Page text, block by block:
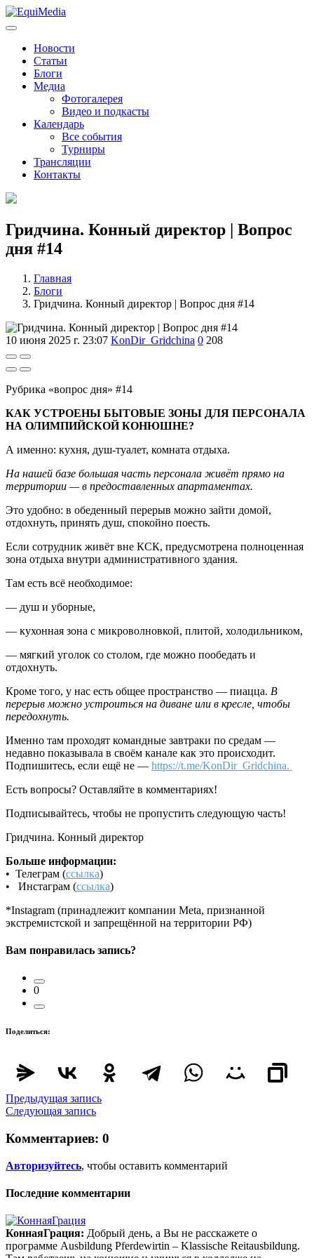
Новости
Статьи
Блоги
Медиа
Фотогалерея
Видео и подкасты
Календарь
Все события
Турниры
Трансляции
Контакты
Гридчина. Конный директор | Вопрос
дня #14
Главная
Блоги
Гридчина. Конный директор | Вопрос дня #14
10 июня 2025 г. 23:07 KonDir_Gridchina 0 208
Рубрика «вопрос дня» #14
КАК УСТРОЕНЫ БЫТОВЫЕ ЗОНЫ ДЛЯ ПЕРСОНАЛА
НА ОЛИМПИЙСКОЙ КОНЮШНЕ?
А именно: кухня, душ-туалет, комната отдыха.
На нашей базе большая часть персонала живёт прямо на
территории — в предоставленных апартаментах.
Это удобно: в обеденный перерыв можно зайти домой,
отдохнуть, принять душ, спокойно поесть.
Если сотрудник живёт вне КСК, предусмотрена полноценная
зона отдыха внутри административного здания.
Там есть всё необходимое:
— душ и уборные,
— кухонная зона с микроволновкой, плитой, холодильником,
— мягкий уголок со столом, где можно пообедать и
отдохнуть.
Кроме того, у нас есть общее пространство — пиацца. В
перерыв можно устроиться на диване или в кресле, чтобы
передохнуть.
Именно там проходят командные завтраки по средам —
недавно показывала в своём канале как это происходит.
Подпишитесь, если ещё не — https://t.me/KonDir_Gridchina.
Есть вопросы? Оставляйте в комментариях!
Подписывайтесь, чтобы не пропустить следующую часть!
Гридчина. Конный директор
Больше информации:
• Телеграм (ссылка)
• Инстаграм (ссылка)
*Instagram (принадлежит компании Meta, признанной
экстремистской и запрещённой на территории РФ)
Вам понравилась запись?
0
Поделиться:
Предыдущая запись
Следующая запись
Комментариев: 0
Авторизуйтесь, чтобы оставить комментарий
Последние комментарии
КоннаяГрация: Добрый день, а Вы не расскажете о
программе Ausbildung Pferdewirtin – Klassische Reitausbildung.